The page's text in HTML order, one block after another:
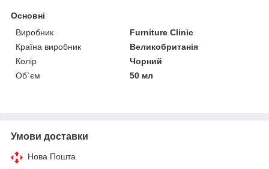
Основні
Виробник
Furniture Clinic
Країна виробник
Великобританія
Колір
Чорний
Об`єм
50 мл
Умови доставки
Нова Пошта